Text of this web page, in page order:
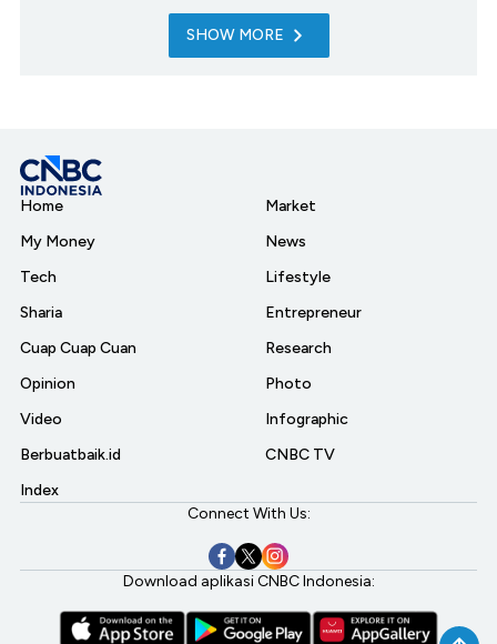
SHOW MORE
Home
My Money
Tech
Sharia
Cuap Cuap Cuan
Opinion
Video
Berbuatbaik.id
Index
Market
News
Lifestyle
Entrepreneur
Research
Photo
Infographic
CNBC TV
Connect With Us:
Download aplikasi CNBC Indonesia: